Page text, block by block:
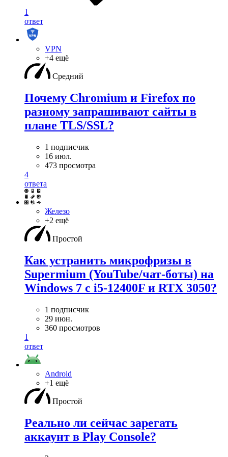
1
ответ
VPN
+4 ещё
Средний
Почему Chromium и Firefox по
разному запрашивают сайты в
плане TLS/SSL?
1 подписчик
16 июл.
473 просмотра
4
ответа
Железо
+2 ещё
Простой
Как устранить микрофризы в
Supermium (YouTube/чат-боты) на
Windows 7 с i5-12400F и RTX 3050?
1 подписчик
29 июн.
360 просмотров
1
ответ
Android
+1 ещё
Простой
Реально ли сейчас зарегать
аккаунт в Play Console?